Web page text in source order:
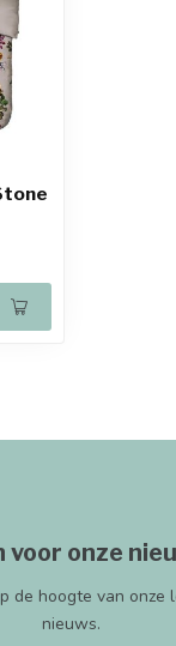
voor onze
de hoogte van onze
nieuws.